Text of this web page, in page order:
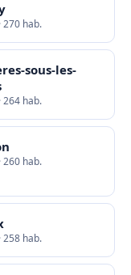
270 hab.
sous-les-
264 hab.
260 hab.
258 hab.